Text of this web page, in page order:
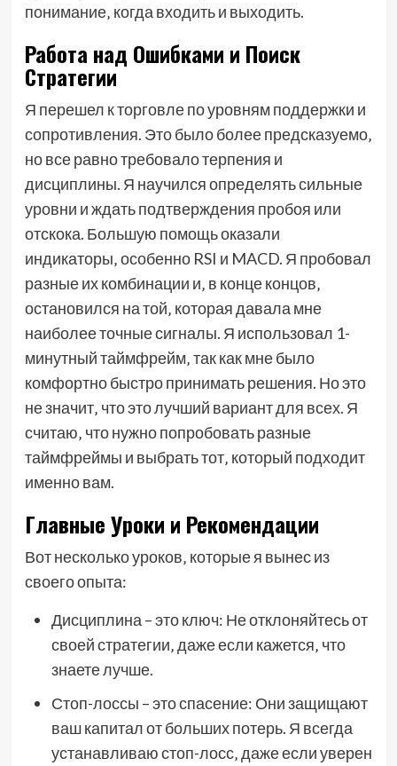
понимание‚ когда входить и выходить.
Работа над Ошибками и Поиск
Стратегии
Я перешел к торговле по уровням поддержки и
сопротивления. Это было более предсказуемо‚
но все равно требовало терпения и
дисциплины. Я научился определять сильные
уровни и ждать подтверждения пробоя или
отскока. Большую помощь оказали
индикаторы‚ особенно RSI и MACD. Я пробовал
разные их комбинации и‚ в конце концов‚
остановился на той‚ которая давала мне
наиболее точные сигналы. Я использовал 1-
минутный таймфрейм‚ так как мне было
комфортно быстро принимать решения. Но это
не значит‚ что это лучший вариант для всех. Я
считаю‚ что нужно попробовать разные
таймфреймы и выбрать тот‚ который подходит
именно вам.
Главные Уроки и Рекомендации
Вот несколько уроков‚ которые я вынес из
своего опыта:
Дисциплина – это ключ: Не отклоняйтесь от
своей стратегии‚ даже если кажется‚ что
знаете лучше.
Стоп-лоссы – это спасение: Они защищают
ваш капитал от больших потерь. Я всегда
устанавливаю стоп-лосс‚ даже если уверен